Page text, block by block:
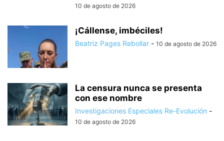
10 de agosto de 2026
¡Cállense, imbéciles!
Beatriz Pages Rebollar - 10 de agosto de 2026
La censura nunca se presenta
con ese nombre
Investigaciones Especiales Re-Evolución -
10 de agosto de 2026